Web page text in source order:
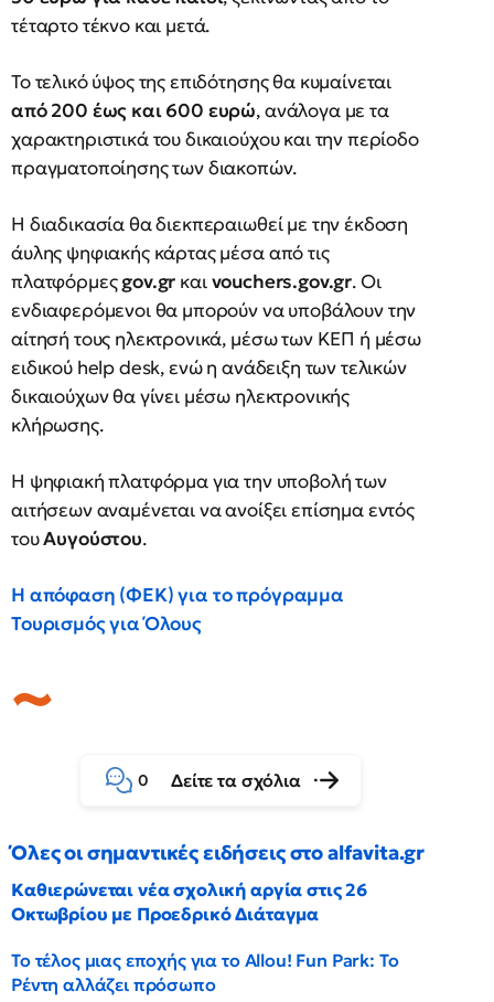
τέταρτο τέκνο και μετά.
Το τελικό ύψος της επιδότησης θα κυμαίνεται
από 200 έως και 600 ευρώ, ανάλογα με τα
χαρακτηριστικά του δικαιούχου και την περίοδο
πραγματοποίησης των διακοπών.
Η διαδικασία θα διεκπεραιωθεί με την έκδοση
άυλης ψηφιακής κάρτας μέσα από τις
πλατφόρμεςgov.gr καιvouchers.gov.gr. Οι
ενδιαφερόμενοι θα μπορούν να υποβάλουν την
αίτησή τους ηλεκτρονικά, μέσω των ΚΕΠ ή μέσω
ειδικού help desk, ενώ η ανάδειξη των τελικών
δικαιούχων θα γίνει μέσω ηλεκτρονικής
κλήρωσης.
Η ψηφιακή πλατφόρμα για την υποβολή των
αιτήσεων αναμένεται να ανοίξει επίσημα εντός
τουΑυγούστου.
Η απόφαση (ΦΕΚ) για το πρόγραμμα
Τουρισμός για Όλους
0 Δείτε τα σχόλια
Όλες οι σημαντικές ειδήσεις στο alfavita.gr
Καθιερώνεται νέα σχολική αργία στις 26
Οκτωβρίου με Προεδρικό Διάταγμα
Το τέλος μιας εποχής για το Allou! Fun Park: Το
Ρέντη αλλάζει πρόσωπο